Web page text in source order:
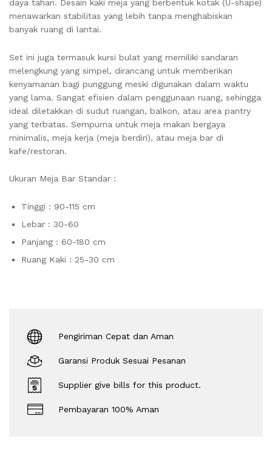
daya tahan. Desain kaki meja yang berbentuk kotak (U-shape)
menawarkan stabilitas yang lebih tanpa menghabiskan
banyak ruang di lantai.
Set ini juga termasuk kursi bulat yang memiliki sandaran
melengkung yang simpel, dirancang untuk memberikan
kenyamanan bagi punggung meski digunakan dalam waktu
yang lama. Sangat efisien dalam penggunaan ruang, sehingga
ideal diletakkan di sudut ruangan, balkon, atau area pantry
yang terbatas. Sempurna untuk meja makan bergaya
minimalis, meja kerja (meja berdiri), atau meja bar di
kafe/restoran.
Ukuran Meja Bar Standar :
Tinggi : 90-115 cm
Lebar : 30-60
Panjang : 60-180 cm
Ruang Kaki : 25-30 cm
Pengiriman Cepat dan Aman
Garansi Produk Sesuai Pesanan
Supplier give bills for this product.
Pembayaran 100% Aman